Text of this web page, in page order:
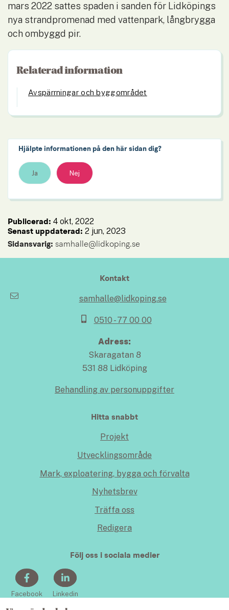
mars 2022 sattes spaden i sanden för Lidköpings
nya strandpromenad med vattenpark, långbrygga
och ombyggd pir.
Relaterad information
Avspärrningar och byggområdet
Hjälpte informationen på den här sidan dig?
Ja Nej
Publicerad: 4 okt, 2022
Senast uppdaterad: 2 jun, 2023
Sidansvarig: samhalle@lidkoping.se
Kontakt
samhalle@lidkoping.se
0510 - 77 00 00
Adress:
Skaragatan 8
531 88 Lidköping
Behandling av personuppgifter
Hitta snabbt
Projekt
Utvecklingsområde
Mark, exploatering, bygga och förvalta
Nyhetsbrev
Träffa oss
Redigera
Följ oss i sociala medier
Facebook Linkedin